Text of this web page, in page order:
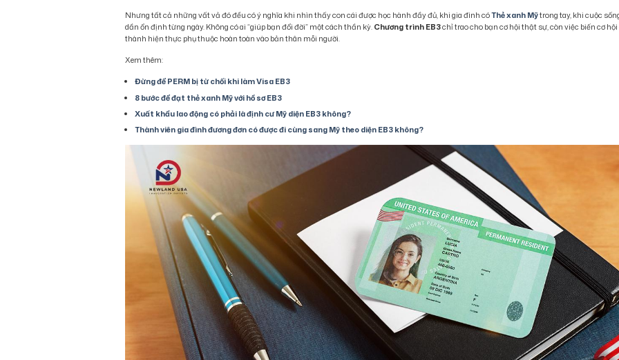
Nhưng tất cả những vất vả đó đều có ý nghĩa khi nhìn thấy con cái được học hành đầy đủ, khi gia đình cóThẻ xanh Mỹtrong tay, khi cuộc
dần ổn định từng ngày. Không có ai “giúp bạn đổi đời” một cách thần kỳ. Chương trình EB3chỉ trao cho bạn cơ hội thật sự, còn việc biến cơ hội
thành hiện thực phụ thuộc hoàn toàn vào bản thân mỗi người.
Xem thêm:
Đừng để PERM bị từ chối khi làm Visa EB3
8 bước để đạt thẻ xanh Mỹ với hồ sơ EB3
Xuất khẩu lao động có phải là định cư Mỹ diện EB3 không?
Thành viên gia đình đương đơn có được đi cùng sang Mỹ theo diện EB3 không?